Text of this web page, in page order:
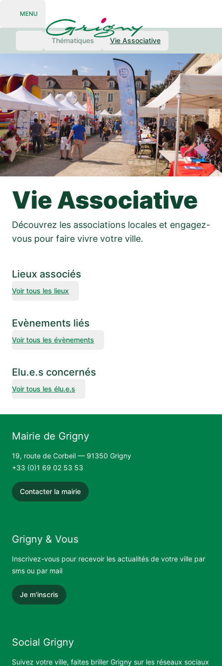
Open navigation
MENU
Thématiques Vie Associative
Vie Associative
Découvrez les associations locales et engagez-
vous pour faire vivre votre ville.
Lieux associés
Voir tous les lieux
Evènements liés
Voir tous les évènements
Elu.e.s concernés
Voir tous les élu.e.s
Mairie de Grigny
19, route de Corbeil — 91350 Grigny
+33 (0)1 69 02 53 53
Contacter la mairie
Grigny & Vous
Inscrivez-vous pour recevoir les actualités de votre ville par
sms ou par mail
Je m'inscris
Social Grigny
Suivez votre ville, faites briller Grigny sur les réseaux sociaux